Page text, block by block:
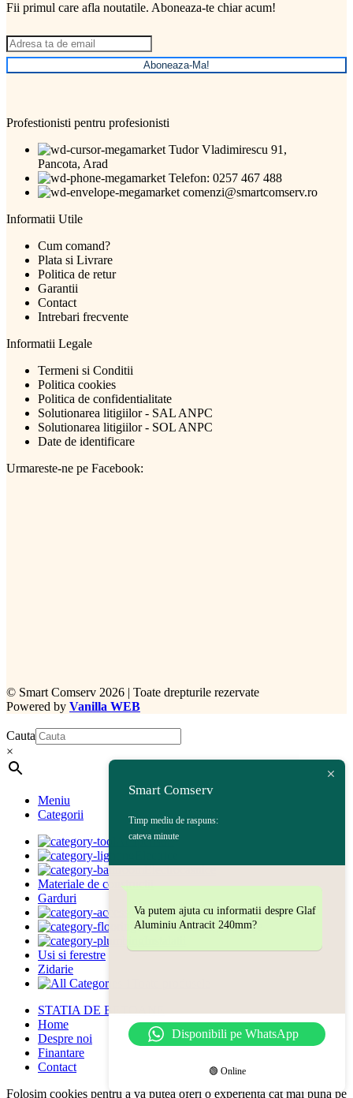
Fii primul care afla noutatile. Aboneaza-te chiar acum!
Aboneaza-Ma!
Profestionisti pentru profesionisti
Tudor Vladimirescu 91,
Pancota, Arad
Telefon: 0257 467 488
comenzi@smartcomserv.ro
Informatii Utile
Cum comand?
Plata si Livrare
Politica de retur
Garantii
Contact
Intrebari frecvente
Informatii Legale
Termeni si Conditii
Politica cookies
Politica de confidentialitate
Solutionarea litigiilor - SAL ANPC
Solutionarea litigiilor - SOL ANPC
Date de identificare
Urmareste-ne pe Facebook:
© Smart Comserv 2026 | Toate drepturile rezervate
Powered by Vanilla WEB
Cauta
×
Meniu
Categorii
Acoperisuri
Electrocasnice
Materiale de constructii
Garduri
Gradina
Gresie | Faianta | Sanitare
Usi si ferestre
Zidarie
STATIA DE BETOANE
Home
Despre noi
Finantare
Contact
Folosim cookies pentru a va putea oferi o experienta cat mai buna pe
Smart Comserv
Timp mediu de raspuns:
cateva minute
Va putem ajuta cu informatii despre Glaf
Aluminiu Antracit 240mm?
Disponibili pe WhatsApp
🟢 Online